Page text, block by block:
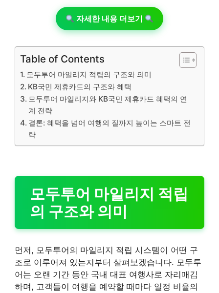
자세한 내용 더보기
Table of Contents
모두투어 마일리지 적립의 구조와 의미
KB국민 제휴카드의 구조와 혜택
모두투어 마일리지와 KB국민 제휴카드 혜택의 연
계 전략
결론: 혜택을 넘어 여행의 질까지 높이는 스마트 전
략
모두투어 마일리지 적립
의 구조와 의미
먼저, 모두투어의 마일리지 적립 시스템이 어떤 구
조로 이루어져 있는지부터 살펴보겠습니다. 모두투
어는 오랜 기간 동안 국내 대표 여행사로 자리매김
하며, 고객들이 여행을 예약할 때마다 일정 비율의